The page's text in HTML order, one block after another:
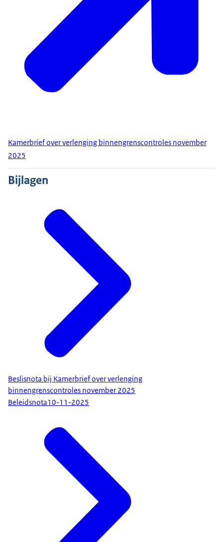
Kamerbrief over verlenging binnengrenscontroles november
2025
Bijlagen
Beslisnota bij Kamerbrief over verlenging
binnengrenscontroles november 2025
Beleidsnota10-11-2025